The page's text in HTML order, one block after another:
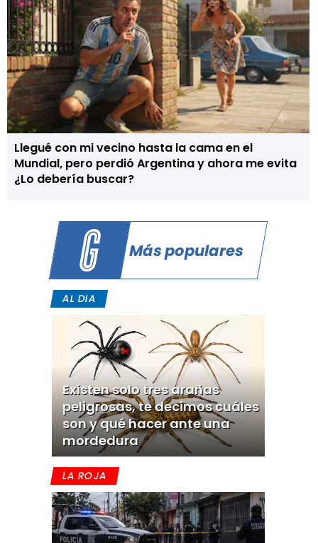
Llegué con mi vecino hasta la cama en el
Mundial, pero perdió Argentina y ahora me evita
¿Lo debería buscar?
Más populares
AL DIA
Existen solo tres arañas
peligrosas, te decimos cuáles
son y qué hacer ante una
mordedura
LA ROJA